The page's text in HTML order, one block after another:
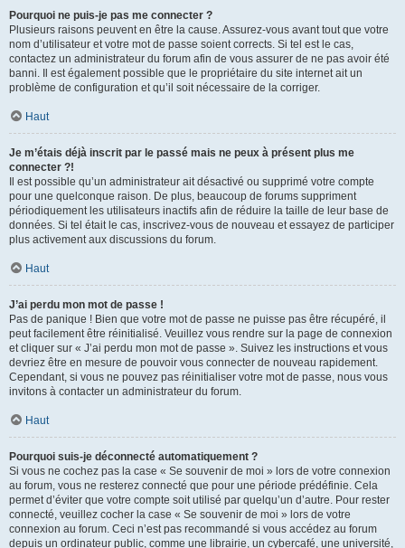
Pourquoi ne puis-je pas me connecter ?
Plusieurs raisons peuvent en être la cause. Assurez-vous avant tout que votre
nom d’utilisateur et votre mot de passe soient corrects. Si tel est le cas,
contactez un administrateur du forum afin de vous assurer de ne pas avoir été
banni. Il est également possible que le propriétaire du site internet ait un
problème de configuration et qu’il soit nécessaire de la corriger.
Haut
Je m’étais déjà inscrit par le passé mais ne peux à présent plus me
connecter ?!
Il est possible qu’un administrateur ait désactivé ou supprimé votre compte
pour une quelconque raison. De plus, beaucoup de forums suppriment
périodiquement les utilisateurs inactifs afin de réduire la taille de leur base de
données. Si tel était le cas, inscrivez-vous de nouveau et essayez de participer
plus activement aux discussions du forum.
Haut
J’ai perdu mon mot de passe !
Pas de panique ! Bien que votre mot de passe ne puisse pas être récupéré, il
peut facilement être réinitialisé. Veuillez vous rendre sur la page de connexion
et cliquer sur « J’ai perdu mon mot de passe ». Suivez les instructions et vous
devriez être en mesure de pouvoir vous connecter de nouveau rapidement.
Cependant, si vous ne pouvez pas réinitialiser votre mot de passe, nous vous
invitons à contacter un administrateur du forum.
Haut
Pourquoi suis-je déconnecté automatiquement ?
Si vous ne cochez pas la case « Se souvenir de moi » lors de votre connexion
au forum, vous ne resterez connecté que pour une période prédéfinie. Cela
permet d’éviter que votre compte soit utilisé par quelqu’un d’autre. Pour rester
connecté, veuillez cocher la case « Se souvenir de moi » lors de votre
connexion au forum. Ceci n’est pas recommandé si vous accédez au forum
depuis un ordinateur public, comme une librairie, un cybercafé, une université,